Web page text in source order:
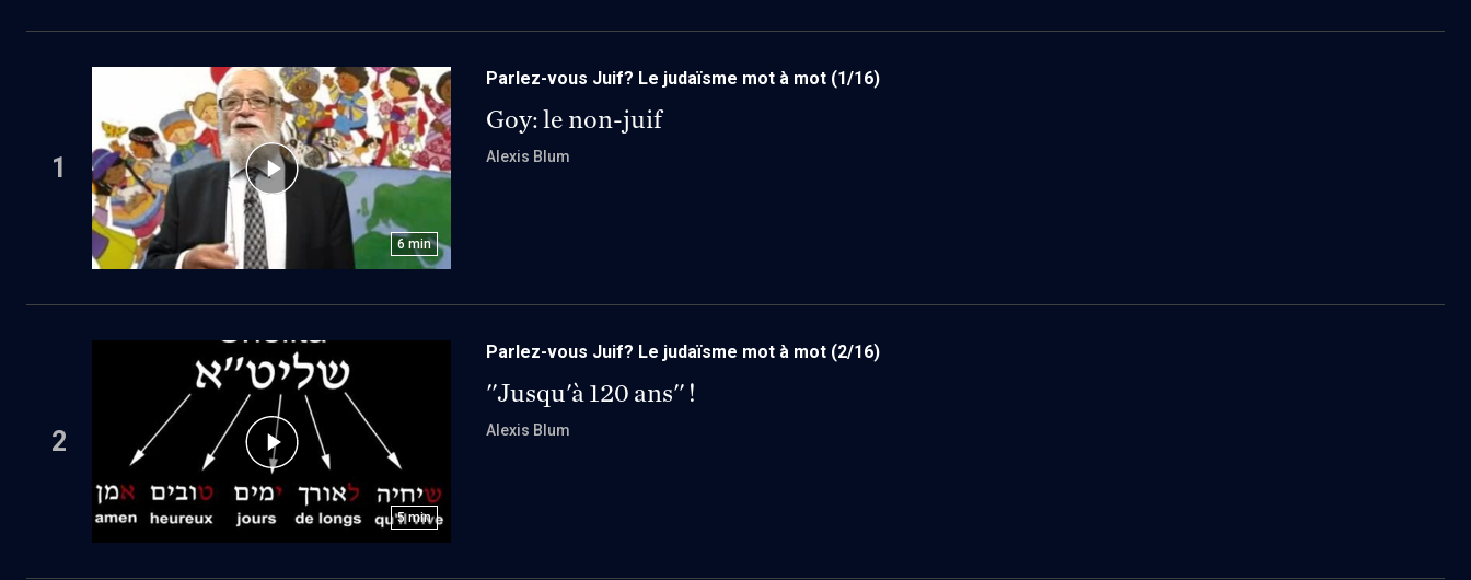
1
6 min
Parlez-vous Juif? Le judaïsme mot à mot (1/16)
Goy: le non-juif
Alexis Blum
2
5 min
Parlez-vous Juif? Le judaïsme mot à mot (2/16)
''Jusqu'à 120 ans'' !
Alexis Blum